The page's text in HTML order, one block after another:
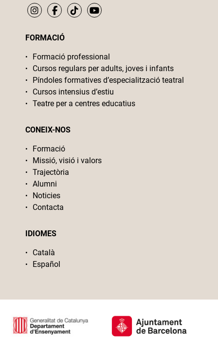
FORMACIÓ
Formació professional
Cursos regulars per adults, joves i infants
Píndoles formatives d’especialització teatral
Cursos intensius d’estiu
Teatre per a centres educatius
CONEIX-NOS
Formació
Missió, visió i valors
Trajectòria
Alumni
Noticies
Contacta
IDIOMES
Català
Español